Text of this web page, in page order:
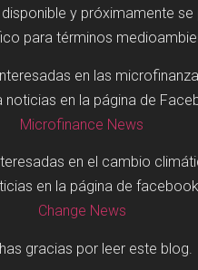
y próximamente se
para términos
en las
noticias en la página de
Microfinance News
en el cambio
en la página de facebook
Change News
gracias por leer este blog.